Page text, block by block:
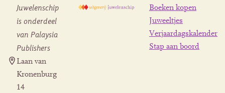
Juwelenschip
is onderdeel
van Palaysia
Publishers
Laan van
Kronenburg
14
Boeken kopen
Juweeltjes
Verjaardagskalender
Stap aan boord